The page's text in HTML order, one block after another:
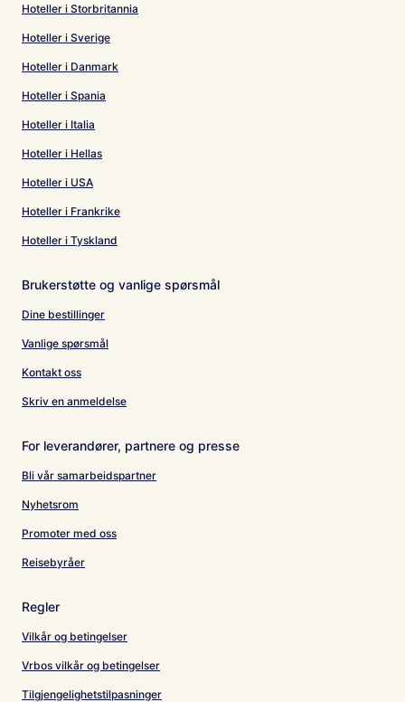
Hoteller i Storbritannia
Hoteller i Sverige
Hoteller i Danmark
Hoteller i Spania
Hoteller i Italia
Hoteller i Hellas
Hoteller i USA
Hoteller i Frankrike
Hoteller i Tyskland
Brukerstøtte og vanlige spørsmål
Dine bestillinger
Vanlige spørsmål
Kontakt oss
Skriv en anmeldelse
For leverandører, partnere og presse
Bli vår samarbeidspartner
Nyhetsrom
Promoter med oss
Reisebyråer
Regler
Vilkår og betingelser
Vrbos vilkår og betingelser
Tilgjengelighetstilpasninger